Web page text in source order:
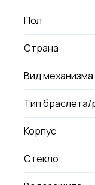
Пол
Страна
Вид механизма
Тип
Корпус
Стекло